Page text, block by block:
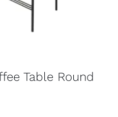
Table Round